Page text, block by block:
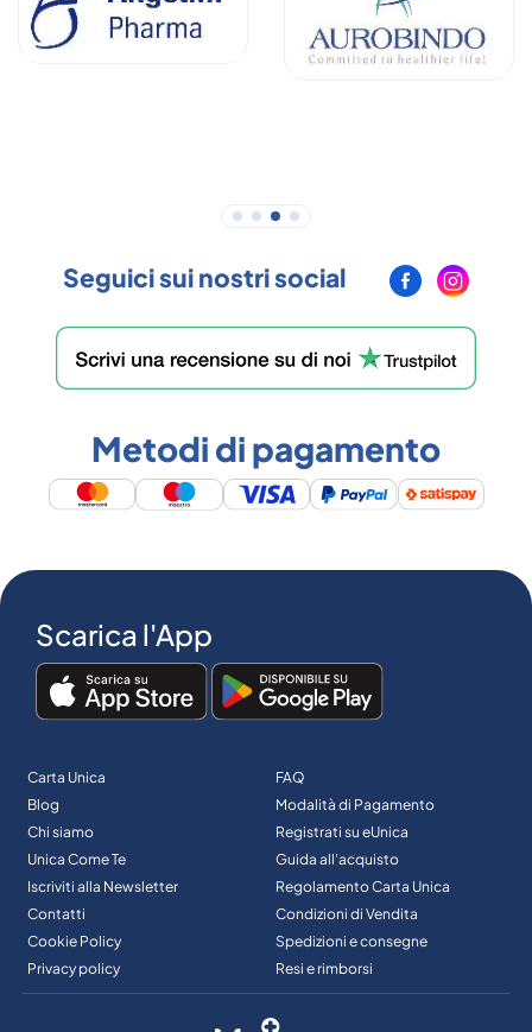
Seguici sui nostri social
Metodi di pagamento
Scarica l'App
Carta Unica
Blog
Chi siamo
Unica Come Te
Iscriviti alla Newsletter
Contatti
Cookie Policy
Privacy policy
FAQ
Modalità di Pagamento
Registrati su eUnica
Guida all’acquisto
Regolamento Carta Unica
Condizioni di Vendita
Spedizioni e consegne
Resi e rimborsi